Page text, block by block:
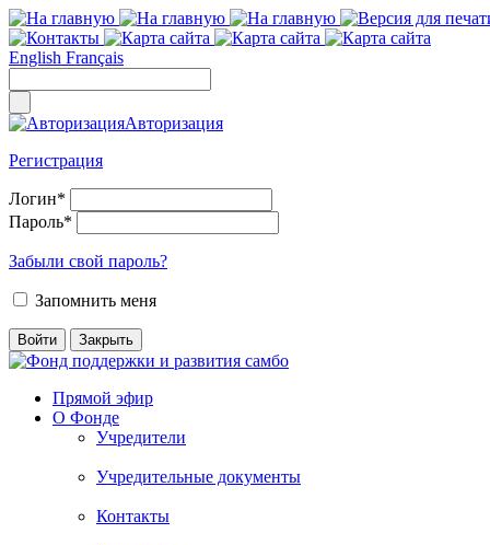
English Français
Авторизация
Регистрация
Логин*
Пароль*
Забыли свой пароль?
Запомнить меня
Прямой эфир
О Фонде
Учредители
Учредительные документы
Контакты